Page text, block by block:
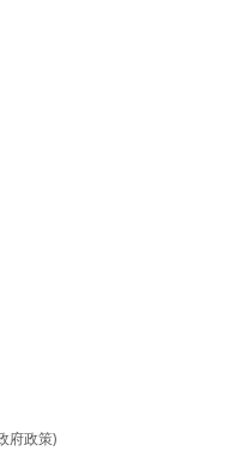
府政策)